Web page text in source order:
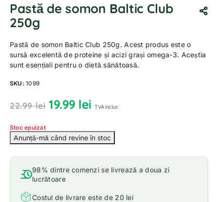
Pastă de somon Baltic Club
250g
Pastă de somon Baltic Club 250g. Acest produs este o
sursă excelentă de proteine și acizi grași omega-3. Aceștia
sunt esențiali pentru o dietă sănătoasă.
SKU:1099
22.99lei 19.99 lei TVA inclus
Stoc epuizat
98% dintre comenzi se livrează a doua zi
lucrătoare
Costul de livrare este de 20 lei